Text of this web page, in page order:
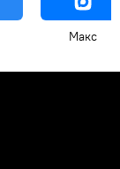
Макс